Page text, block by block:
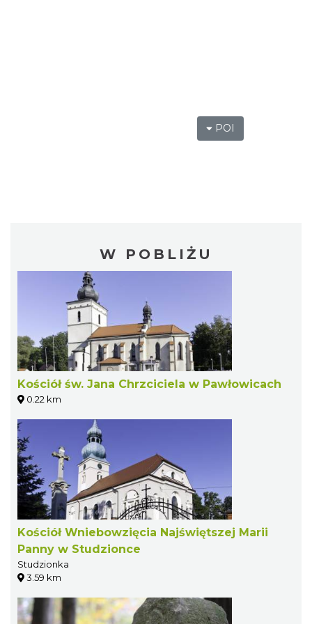
POI
W POBLIŻU
Kościół św. Jana Chrzciciela w Pawłowicach
0.22 km
Kościół Wniebowzięcia Najświętszej Marii
Panny w Studzionce
Studzionka
3.59 km